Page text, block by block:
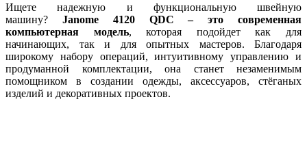
Ищете надежную и функциональную швейную
машину? Janome 4120 QDC – это современная
компьютерная модель, которая подойдет как для
начинающих, так и для опытных мастеров. Благодаря
широкому набору операций, интуитивному управлению и
продуманной комплектации, она станет незаменимым
помощником в создании одежды, аксессуаров, стёганых
изделий и декоративных проектов.